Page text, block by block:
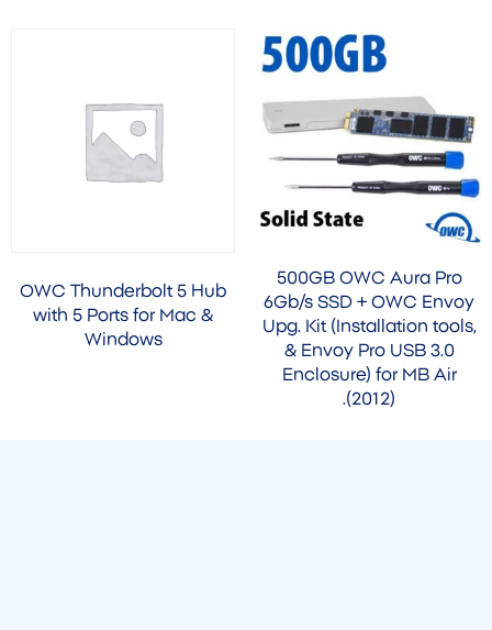
500GB OWC Aura Pro
6Gb/s SSD + OWC Envoy
Upg. Kit (Installation tools,
& Envoy Pro USB 3.0
Enclosure) for MB Air
(2012).
OWC Thunderbolt 5 Hub
with 5 Ports for Mac &
Windows